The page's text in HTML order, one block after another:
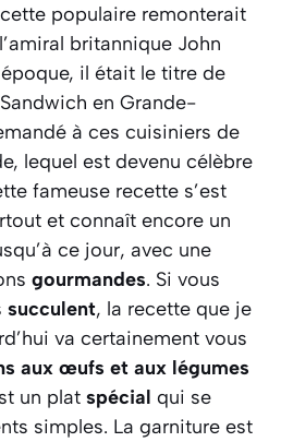
populaire remonterait
britannique John
il était le titre de
en Grande-
à ces cuisiniers de
lequel est devenu célèbre
fameuse recette s’est
et connaît encore un
ce jour, avec une
gourmandes. Si vous
succulent, la recette que je
va certainement vous
aux œufs et aux légumes
un plat spécial qui se
simples. La garniture est